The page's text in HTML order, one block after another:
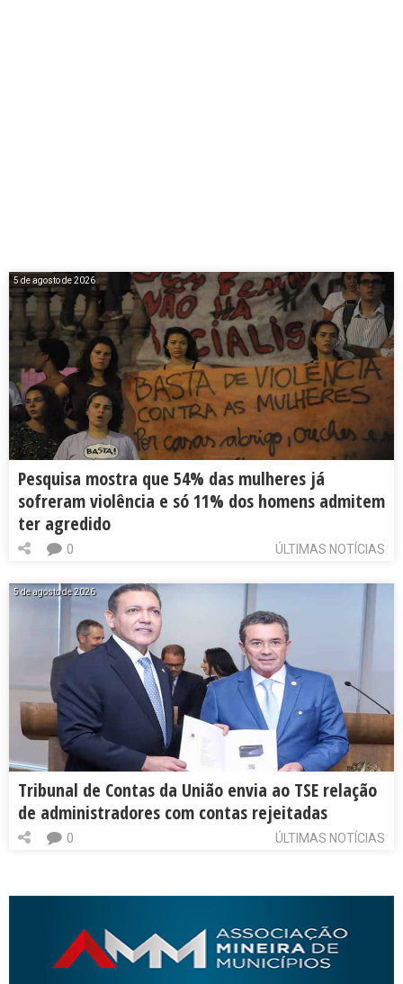
5 de agosto de 2026
Pesquisa mostra que 54% das mulheres já
sofreram violência e só 11% dos homens admitem
ter agredido
ÚLTIMAS NOTÍCIAS
0
5 de agosto de 2026
Tribunal de Contas da União envia ao TSE relação
de administradores com contas rejeitadas
ÚLTIMAS NOTÍCIAS
0